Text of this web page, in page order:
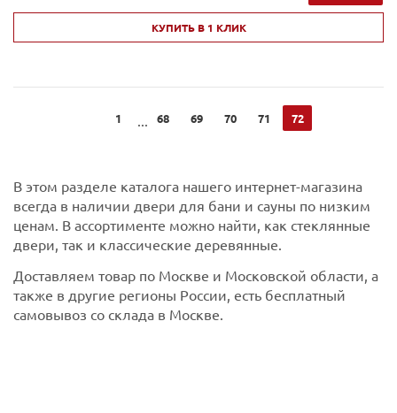
КУПИТЬ В 1 КЛИК
1 68 69 70 71 72
В этом разделе каталога нашего интернет-магазина
всегда в наличии двери для бани и сауны по низким
ценам. В ассортименте можно найти, как стеклянные
двери, так и классические деревянные.
Доставляем товар по Москве и Московской области, а
также в другие регионы России, есть бесплатный
самовывоз со склада в Москве.